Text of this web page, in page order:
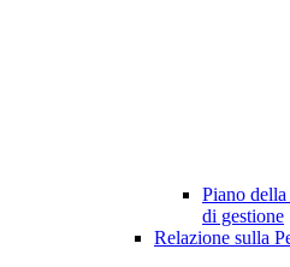
Piano
di gestione
Relazione sulla